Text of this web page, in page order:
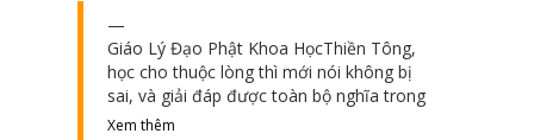
Giáo Lý Đạo Phật Khoa HọcThiền Tông,
học cho thuộc lòng thì mới nói không bị
sai, và giải đáp được toàn bộ nghĩa trong
Xem thêm